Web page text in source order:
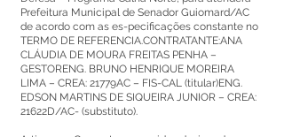
Prefeitura Municipal de Senador Guiomard/AC
de acordo com as es-pecificações constante no
TERMO DE REFERENCIA.CONTRATANTE:ANA
CLÁUDIA DE MOURA FREITAS PENHA –
GESTORENG. BRUNO HENRIQUE MOREIRA
LIMA – CREA: 21779AC – FIS-CAL (titular)ENG.
EDSON MARTINS DE SIQUEIRA JUNIOR – CREA:
21622D/AC- (substituto).